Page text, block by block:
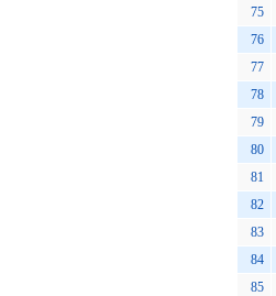
75
76
77
78
79
80
81
82
83
84
85